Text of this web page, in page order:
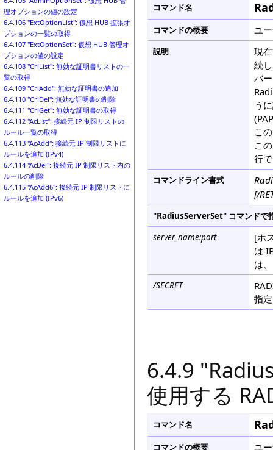
理オプションの値の設定
6.4.106 "ExtOptionList": 仮想 HUB 拡張オ
プションの一覧の取得
6.4.107 "ExtOptionSet": 仮想 HUB 管理オ
プションの値の設定
6.4.108 "CrlList": 無効な証明書リストの一
覧の取得
6.4.109 "CrlAdd": 無効な証明書の追加
6.4.110 "CrlDel": 無効な証明書の削除
6.4.111 "CrlGet": 無効な証明書の取得
6.4.112 "AcList": 接続元 IP 制限リストの
ルール一覧の取得
6.4.113 "AcAdd": 接続元 IP 制限リストに
ルールを追加 (IPv4)
6.4.114 "AcDel": 接続元 IP 制限リスト内の
ルールの削除
6.4.115 "AcAdd6": 接続元 IP 制限リストに
ルールを追加 (IPv6)
コマンド名
コマンドの概要 ユ
説明
現
続
バ
う
こ
こ
行
コマンドライン書式
[/
"RadiusServerSet" コマンドで
server_name:port
[ホ
は
は
/SECRET
指
6.4.9
使用する
コマンド名
コマンドの概要 ユ